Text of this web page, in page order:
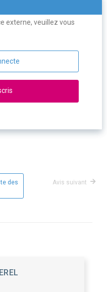
externe, veuillez vous
des
Avis suivant